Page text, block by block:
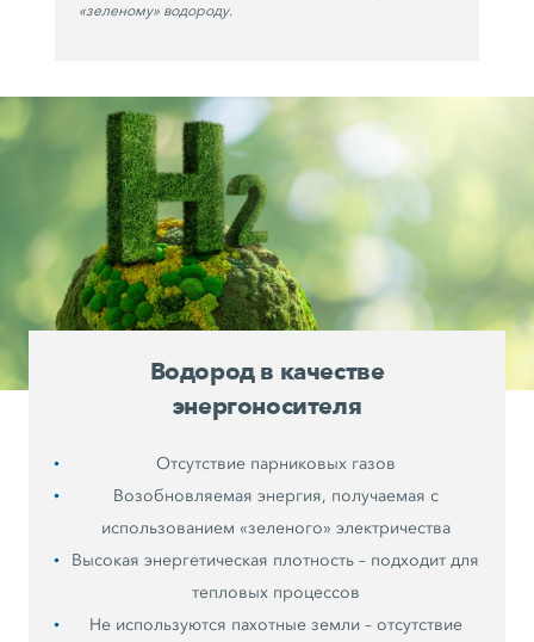
«зеленому» водороду.
Водород в качестве
энергоносителя
Отсутствие парниковых газов
Возобновляемая энергия, получаемая с
использованием «зеленого» электричества
Высокая энергетическая плотность – подходит для
тепловых процессов
Не используются пахотные земли – отсутствие